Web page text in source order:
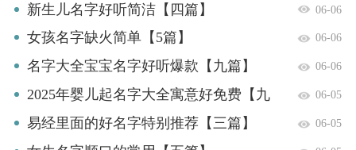
新生儿名字好听简洁【四篇】 06-06
女孩名字缺火简单【5篇】 06-06
名字大全宝宝名字好听爆款【九篇】 06-06
2025年婴儿起名字大全寓意好免费【九
篇】
06-05
易经里面的好名字特别推荐【三篇】 06-05